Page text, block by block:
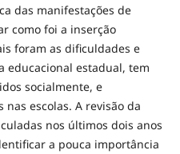
das manifestações de
como foi a inserção
foram as dificuldades e
educacional estadual, tem
socialmente, e
escolas. A revisão da
nos últimos dois anos
a pouca importância